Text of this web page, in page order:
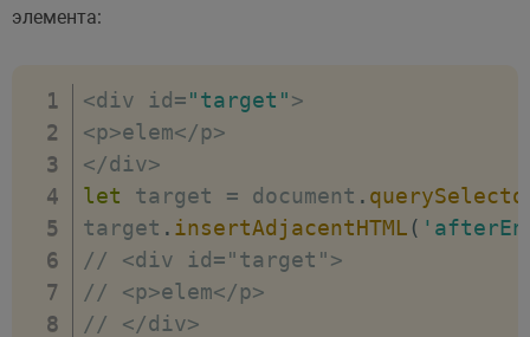
элемента:
<div id="target">
<p>elem</p>
</div>
let target = document .
target . insertAdjacentHTML (
// <div id="target">
// <p>elem</p>
// </div>